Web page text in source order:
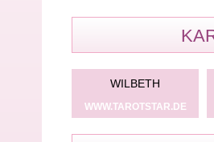
WILBETH
WWW.TAROTSTAR.DE